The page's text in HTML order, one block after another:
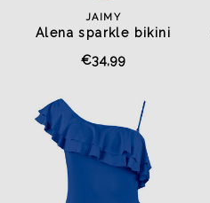
JAIMY
Alena sparkle bikini
€34,99